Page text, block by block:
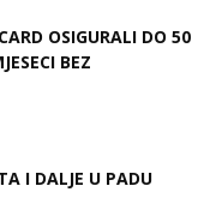
OSIGURALI DO 50
BEZ
I DALJE U PADU